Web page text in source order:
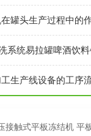
罐头生产过程中的